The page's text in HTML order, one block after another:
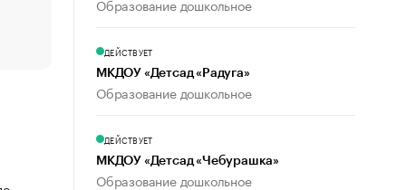
Что обвинения против Павла Дурова значат для
Образование дошкольное
ДЕЙСТВУЕТ
МКДОУ «Детсад «Радуга»
Образование дошкольное
ДЕЙСТВУЕТ
МКДОУ «Детсад «Чебурашка»
Образование дошкольное